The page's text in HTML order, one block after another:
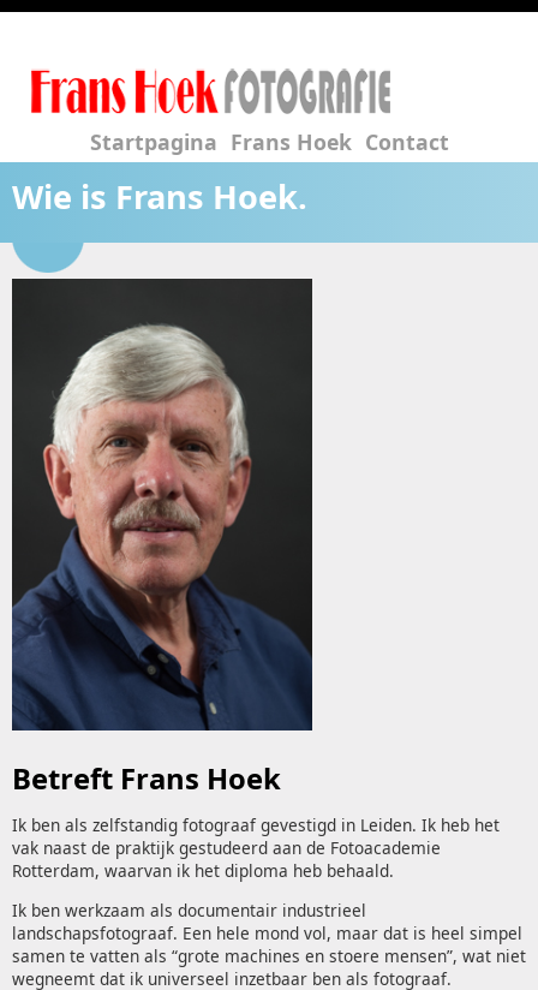
Startpagina Frans Hoek Contact
Wie is Frans Hoek.
Betreft Frans Hoek
Ik ben als zelfstandig fotograaf gevestigd in Leiden. Ik heb het
vak naast de praktijk gestudeerd aan de Fotoacademie
Rotterdam, waarvan ik het diploma heb behaald.
Ik ben werkzaam als documentair industrieel
landschapsfotograaf. Een hele mond vol, maar dat is heel simpel
samen te vatten als “grote machines en stoere mensen”, wat niet
wegneemt dat ik universeel inzetbaar ben als fotograaf.